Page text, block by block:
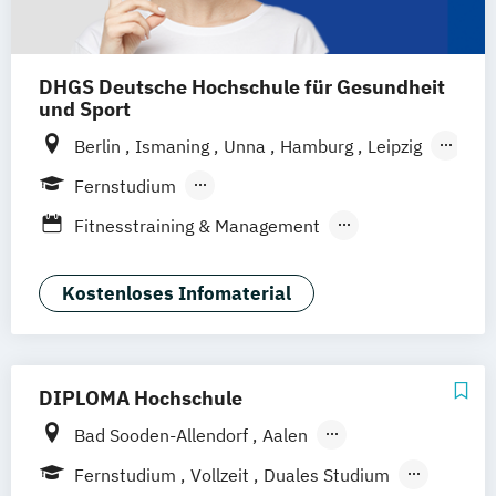
Psychologie
Pädagogik der Gesundheitsberufe
Pädagogik und Didaktik für
Gesundheitsberufe
Rettungswissenschaften Soziale Arbeit
DHGS Deutsche Hochschule für Gesundheit
und Sport
Berlin Ismaning Unna Hamburg
Leipzig
Köln
Frankfurt
Fernstudium
Berufsbegleitendes Präsenzstudium
Fitnesstraining & Management
Physician Assistant Physiotherapie
Positive Psychologie & Coaching
Trainingswissenschaft (versch.
Schwerpunkte)
Kostenloses Infomaterial
DIPLOMA Hochschule
Bad Sooden-Allendorf
Aalen
Baden-Baden
Berlin
Bonn
Fernstudium Vollzeit
Duales Studium